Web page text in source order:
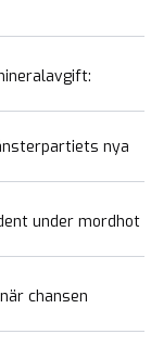
nya
under mordhot
chansen